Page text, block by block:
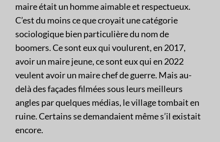
maire était un homme aimable et respectueux.
C’est du moins ce que croyait une catégorie
sociologique bien particulière du nom de
boomers. Ce sont eux qui voulurent, en 2017,
avoir un maire jeune, ce sont eux qui en 2022
veulent avoir un maire chef de guerre. Mais au-
delà des façades filmées sous leurs meilleurs
angles par quelques médias, le village tombait en
ruine. Certains se demandaient même s’il existait
encore.